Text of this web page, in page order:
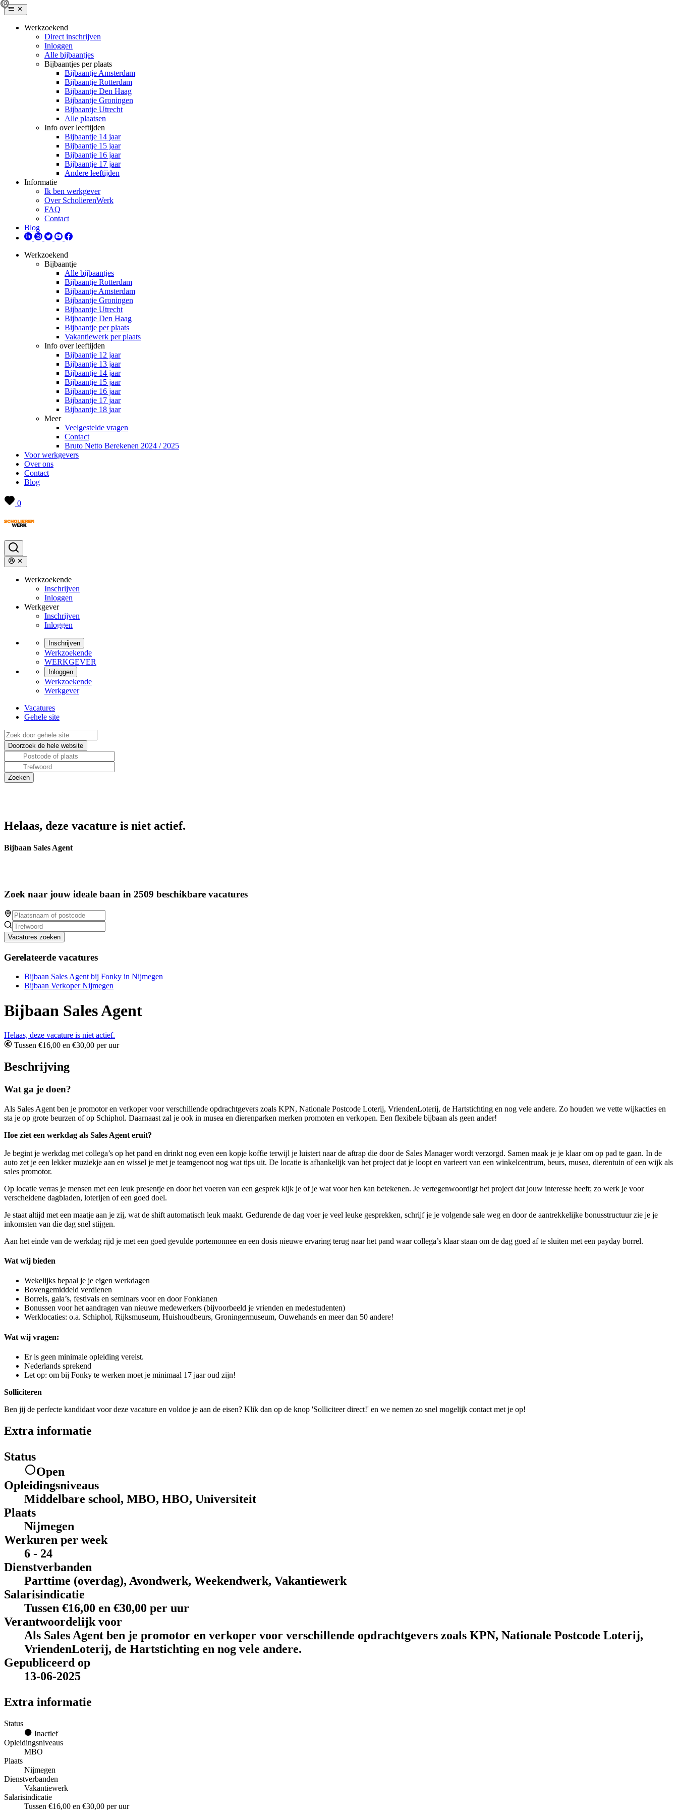
Werkzoekend
Direct inschrijven
Inloggen
Alle bijbaantjes
Bijbaantjes per plaats
Bijbaantje Amsterdam
Bijbaantje Rotterdam
Bijbaantje Den Haag
Bijbaantje Groningen
Bijbaantje Utrecht
Alle plaatsen
Info over leeftijden
Bijbaantje 14 jaar
Bijbaantje 15 jaar
Bijbaantje 16 jaar
Bijbaantje 17 jaar
Andere leeftijden
Informatie
Ik ben werkgever
Over ScholierenWerk
FAQ
Contact
Blog
Werkzoekend
Bijbaantje
Alle bijbaantjes
Bijbaantje Rotterdam
Bijbaantje Amsterdam
Bijbaantje Groningen
Bijbaantje Utrecht
Bijbaantje Den Haag
Bijbaantje per plaats
Vakantiewerk per plaats
Info over leeftijden
Bijbaantje 12 jaar
Bijbaantje 13 jaar
Bijbaantje 14 jaar
Bijbaantje 15 jaar
Bijbaantje 16 jaar
Bijbaantje 17 jaar
Bijbaantje 18 jaar
Meer
Veelgestelde vragen
Contact
Bruto Netto Berekenen 2024 / 2025
Voor werkgevers
Over ons
Contact
Blog
0
Werkzoekende
Inschrijven
Inloggen
Werkgever
Inschrijven
Inloggen
Inschrijven
Werkzoekende
WERKGEVER
Inloggen
Werkzoekende
Werkgever
Vacatures
Gehele site
Helaas, deze vacature is niet actief.
Bijbaan Sales Agent
Zoek naar jouw ideale baan in 2509 beschikbare vacatures
Vacatures zoeken
Gerelateerde vacatures
Bijbaan Sales Agent bij Fonky in Nijmegen
Bijbaan Verkoper Nijmegen
Bijbaan Sales Agent
Helaas, deze vacature is niet actief.
Tussen €16,00 en €30,00 per uur
Beschrijving
Wat ga je doen?
Als Sales Agent ben je promotor en verkoper voor verschillende opdrachtgevers zoals KPN, Nationale Postcode Loterij, VriendenLoterij, de Hartstichting en nog vele andere. Zo houden we vette wijkacties en
sta je op grote beurzen of op Schiphol. Daarnaast zal je ook in musea en dierenparken merken promoten en verkopen. Een flexibele bijbaan als geen ander!
Hoe ziet een werkdag als Sales Agent eruit?
Je begint je werkdag met collega’s op het pand en drinkt nog even een kopje koffie terwijl je luistert naar de aftrap die door de Sales Manager wordt verzorgd. Samen maak je je klaar om op pad te gaan. In de
auto zet je een lekker muziekje aan en wissel je met je teamgenoot nog wat tips uit. De locatie is afhankelijk van het project dat je loopt en varieert van een winkelcentrum, beurs, musea, dierentuin of een wijk als
sales promotor.
Op locatie verras je mensen met een leuk presentje en door het voeren van een gesprek kijk je of je wat voor hen kan betekenen. Je vertegenwoordigt het project dat jouw interesse heeft; zo werk je voor
verscheidene dagbladen, loterijen of een goed doel.
Je staat altijd met een maatje aan je zij, wat de shift automatisch leuk maakt. Gedurende de dag voer je veel leuke gesprekken, schrijf je je volgende sale weg en door de aantrekkelijke bonusstructuur zie je je
inkomsten van die dag snel stijgen.
Aan het einde van de werkdag rijd je met een goed gevulde portemonnee en een dosis nieuwe ervaring terug naar het pand waar collega’s klaar staan om de dag goed af te sluiten met een payday borrel.
Wat wij bieden
Wekelijks bepaal je je eigen werkdagen
Bovengemiddeld verdienen
Borrels, gala’s, festivals en seminars voor en door Fonkianen
Bonussen voor het aandragen van nieuwe medewerkers (bijvoorbeeld je vrienden en medestudenten)
Werklocaties: o.a. Schiphol, Rijksmuseum, Huishoudbeurs, Groningermuseum, Ouwehands en meer dan 50 andere!
Wat wij vragen:
Er is geen minimale opleiding vereist.
Nederlands sprekend
Let op: om bij Fonky te werken moet je minimaal 17 jaar oud zijn!
Solliciteren
Ben jij de perfecte kandidaat voor deze vacature en voldoe je aan de eisen? Klik dan op de knop 'Solliciteer direct!' en we nemen zo snel mogelijk contact met je op!
Extra informatie
Status
Open
Opleidingsniveaus
Middelbare school, MBO, HBO, Universiteit
Plaats
Nijmegen
Werkuren per week
6 - 24
Dienstverbanden
Parttime (overdag), Avondwerk, Weekendwerk, Vakantiewerk
Salarisindicatie
Tussen €16,00 en €30,00 per uur
Verantwoordelijk voor
Als Sales Agent ben je promotor en verkoper voor verschillende opdrachtgevers zoals KPN, Nationale Postcode Loterij,
VriendenLoterij, de Hartstichting en nog vele andere.
Gepubliceerd op
13-06-2025
Extra informatie
Status
Inactief
Opleidingsniveaus
MBO
Plaats
Nijmegen
Dienstverbanden
Vakantiewerk
Salarisindicatie
Tussen €16,00 en €30,00 per uur